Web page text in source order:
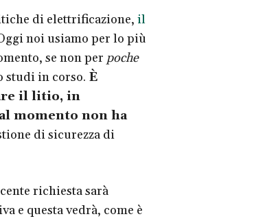
di elettrificazione, il
noi usiamo per lo più
se non per poche
studi in corso. È
il litio, in
momento non ha
di sicurezza di
richiesta sarà
e questa vedrà, come è